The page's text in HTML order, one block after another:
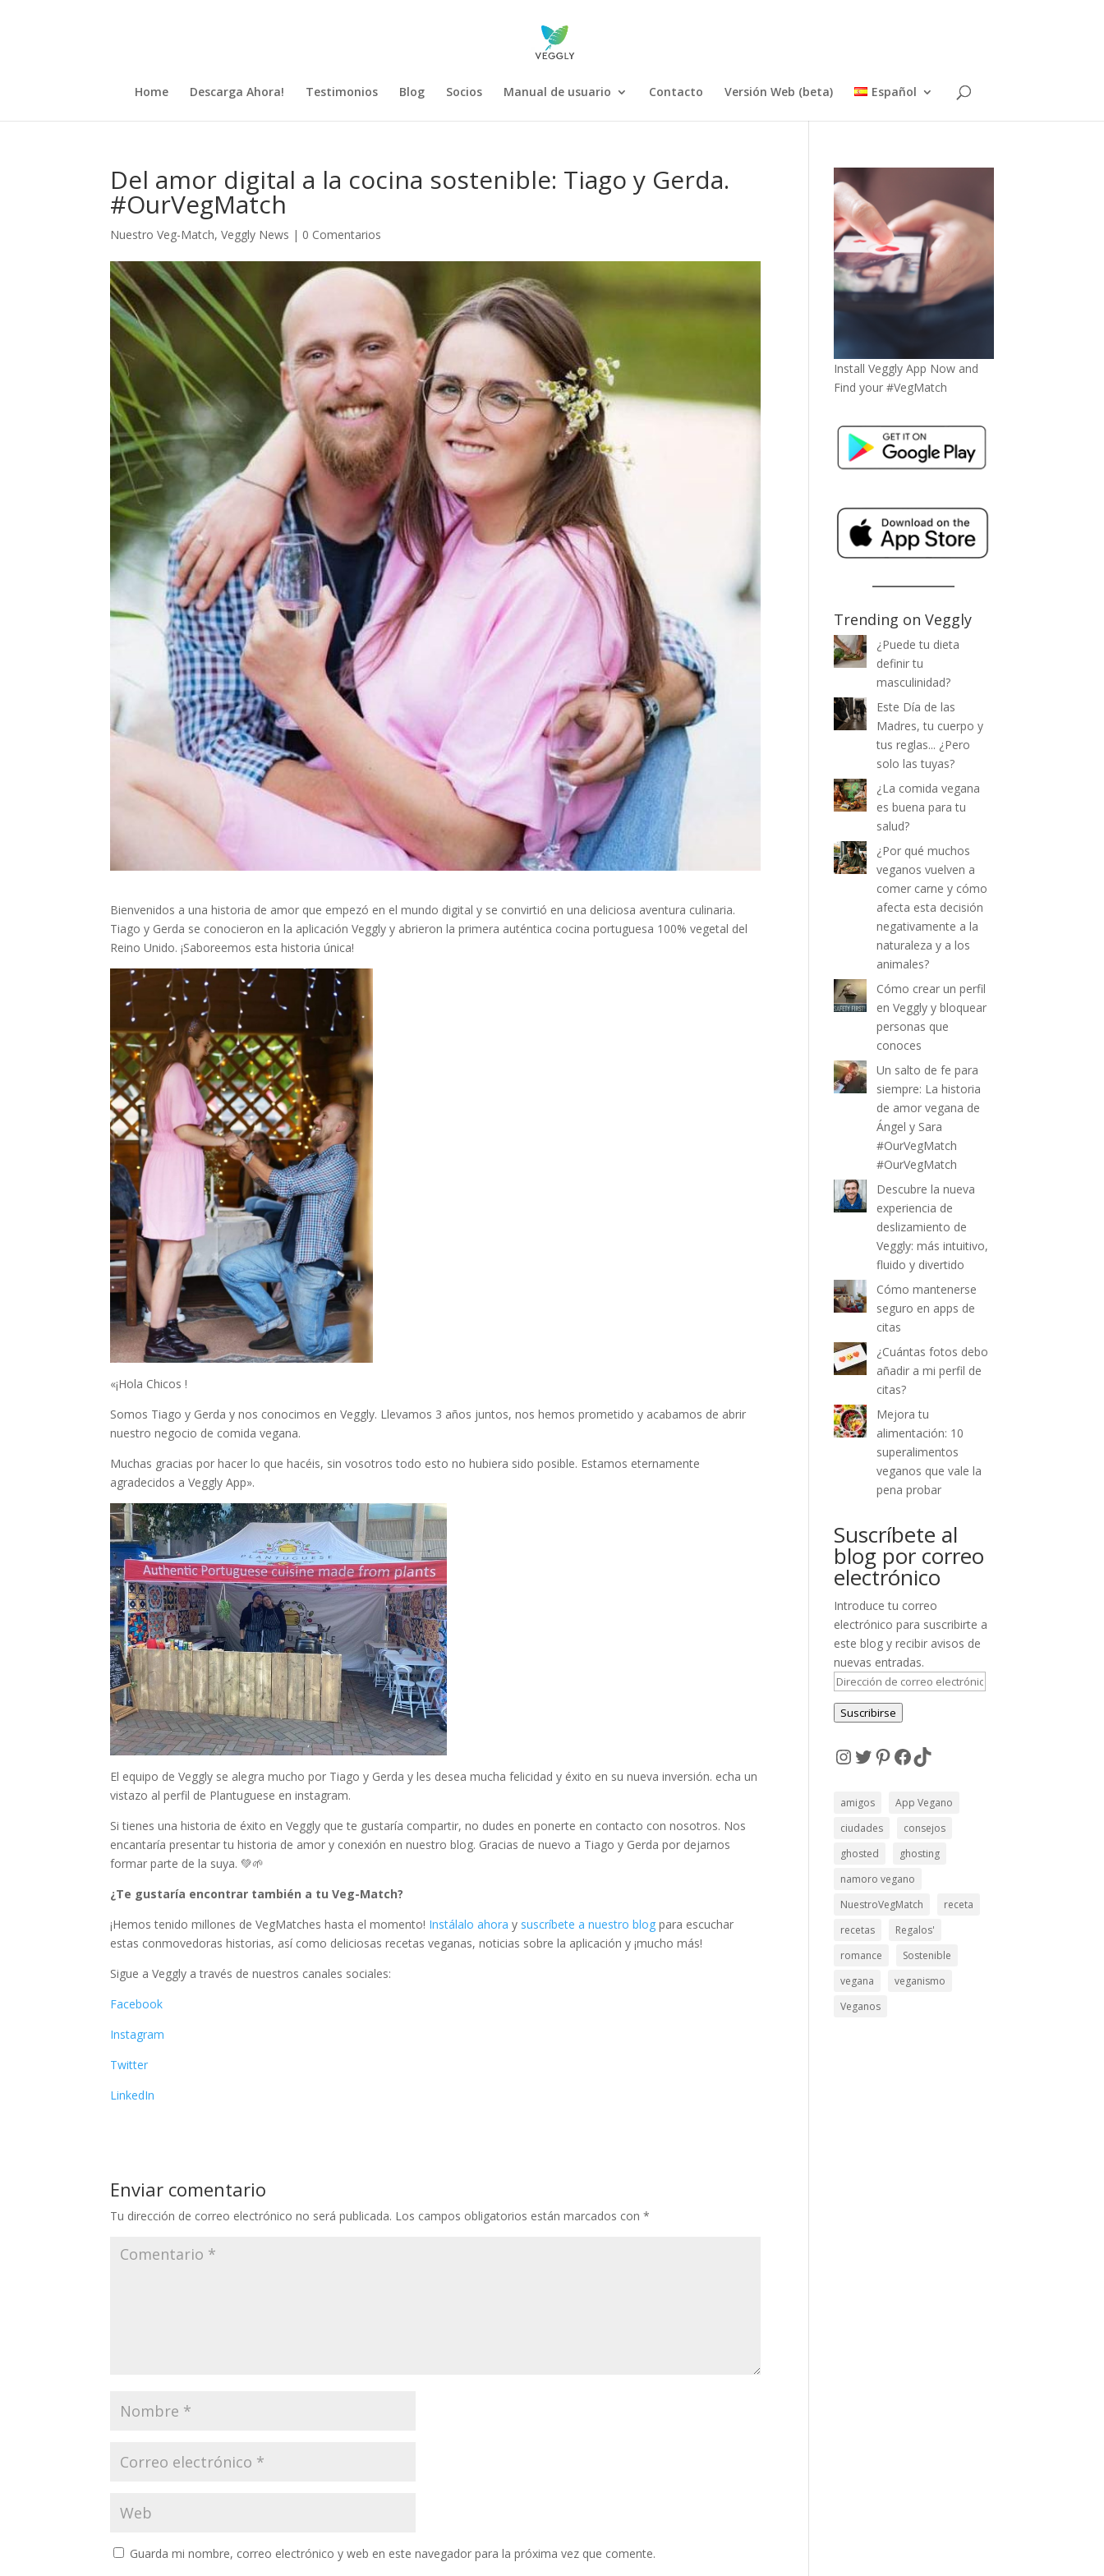
Home Descarga Ahora! Testimonios Blog Socios Manual de usuario Contacto Versión Web (beta) Español
Del amor digital a la cocina sostenible: Tiago y Gerda.
#OurVegMatch
Nuestro Veg-Match,Veggly News | 0 Comentarios
Bienvenidos a una historia de amor que empezó en el mundo digital y se convirtió en una deliciosa aventura culinaria.
Tiago y Gerda se conocieron en la aplicación Veggly y abrieron la primera auténtica cocina portuguesa 100% vegetal del
Reino Unido. ¡Saboreemos esta historia única!
«¡Hola Chicos !
Somos Tiago y Gerda y nos conocimos en Veggly. Llevamos 3 años juntos, nos hemos prometido y acabamos de abrir
nuestro negocio de comida vegana.
Muchas gracias por hacer lo que hacéis, sin vosotros todo esto no hubiera sido posible. Estamos eternamente
agradecidos a Veggly App».
El equipo de Veggly se alegra mucho por Tiago y Gerda y les desea mucha felicidad y éxito en su nueva inversión. echa un
vistazo al perfil de Plantuguese en instagram.
Si tienes una historia de éxito en Veggly que te gustaría compartir, no dudes en ponerte en contacto con nosotros. Nos
encantaría presentar tu historia de amor y conexión en nuestro blog. Gracias de nuevo a Tiago y Gerda por dejarnos
formar parte de la suya. 💚🌱
¿Te gustaría encontrar también a tu Veg-Match?
¡Hemos tenido millones de VegMatches hasta el momento! Instálalo ahora y suscríbete a nuestro blog para escuchar
estas conmovedoras historias, así como deliciosas recetas veganas, noticias sobre la aplicación y ¡mucho más!
Sigue a Veggly a través de nuestros canales sociales:
Facebook
Instagram
Twitter
LinkedIn
Enviar comentario
Tu dirección de correo electrónico no será publicada. Los campos obligatorios están marcados con*
Guarda mi nombre, correo electrónico y web en este navegador para la próxima vez que comente.
Install Veggly App Now and
Find your #VegMatch
Trending on Veggly
¿Puede tu dieta
definir tu
masculinidad?
Este Día de las
Madres, tu cuerpo y
tus reglas... ¿Pero
solo las tuyas?
¿La comida vegana
es buena para tu
salud?
¿Por qué muchos
veganos vuelven a
comer carne y cómo
afecta esta decisión
negativamente a la
naturaleza y a los
animales?
Cómo crear un perfil
en Veggly y bloquear
personas que
conoces
Un salto de fe para
siempre: La historia
de amor vegana de
Ángel y Sara
#OurVegMatch
#OurVegMatch
Descubre la nueva
experiencia de
deslizamiento de
Veggly: más intuitivo,
fluido y divertido
Cómo mantenerse
seguro en apps de
citas
¿Cuántas fotos debo
añadir a mi perfil de
citas?
Mejora tu
alimentación: 10
superalimentos
veganos que vale la
pena probar
Suscríbete al
blog por correo
electrónico
Introduce tu correo
electrónico para suscribirte a
este blog y recibir avisos de
nuevas entradas.
Dirección
de
correo
Suscribirse
Instagram
Twitter
Pinterest
Facebook
TikTok
amigos
App Vegano
ciudades
consejos
ghosted
ghosting
namoro vegano
NuestroVegMatch
receta
recetas
Regalos'
romance
Sostenible
vegana
veganismo
Veganos